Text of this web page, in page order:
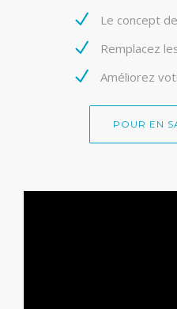
Le concept
Remplacez
Améliorez
POUR EN